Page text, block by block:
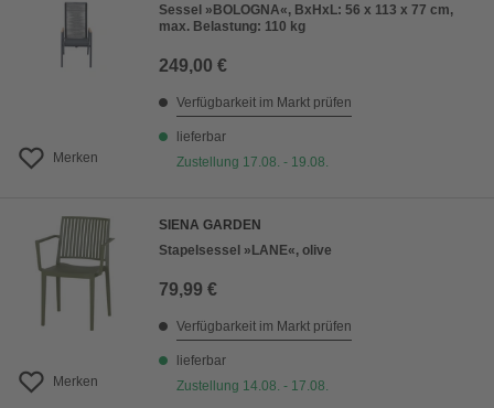
Merken
Sessel »BOLOGNA«, BxHxL: 56 x 113 x 77 cm,
max. Belastung: 110 kg
249,00 €
Verfügbarkeit im Markt prüfen
lieferbar
Zustellung 17.08. - 19.08.
Merken
SIENA GARDEN
Stapelsessel »LANE«, olive
79,99 €
Verfügbarkeit im Markt prüfen
lieferbar
Zustellung 14.08. - 17.08.